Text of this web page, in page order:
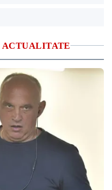
ACTUALITATE